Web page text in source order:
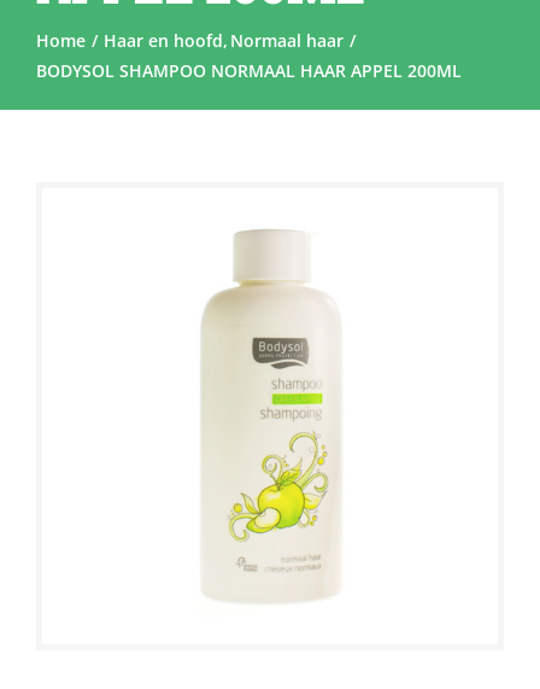
Home Haar en hoofd Normaal haar
BODYSOL SHAMPOO NORMAAL HAAR APPEL 200ML